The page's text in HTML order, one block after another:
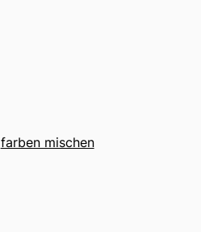
farben mischen